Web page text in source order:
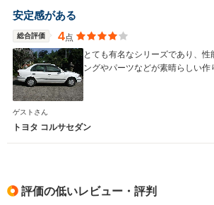
安定感がある
総合評価 4点
とても有名なシリーズであり、性
ングやパーツなどが素晴らしい作
ゲストさん
トヨタ コルサセダン
評価の低いレビュー・評判